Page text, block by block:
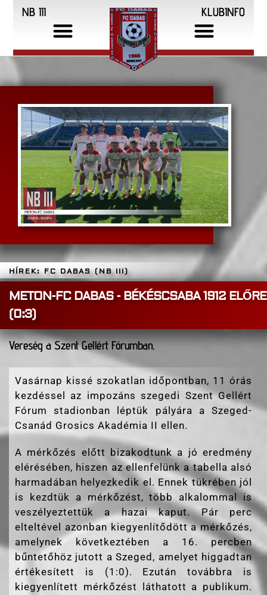
NB III KLUBINFO
HÍREK: FC DABAS (NB III)
METON-FC DABAS - BÉKÉSCSABA 1912 ELŐRE
(0:3)
Vereség a Szent Gellért Fórumban.
Vasárnap kissé szokatlan időpontban, 11 órás
kezdéssel az impozáns szegedi Szent Gellért
Fórum stadionban léptük pályára a Szeged-
Csanád Grosics Akadémia II ellen.
A mérkőzés előtt bizakodtunk a jó eredmény
elérésében, hiszen az ellenfelünk a tabella alsó
harmadában helyezkedik el. Ennek tükrében jól
is kezdtük a mérkőzést, több alkalommal is
veszélyeztettük a hazai kaput. Pár perc
elteltével azonban kiegyenlítődött a mérkőzés,
amelynek következtében a 16. percben
bűntetőhöz jutott a Szeged, amelyet higgadtan
értékesített is (1:0). Ezután továbbra is
kiegyenlített mérkőzést láthatott a publikum.